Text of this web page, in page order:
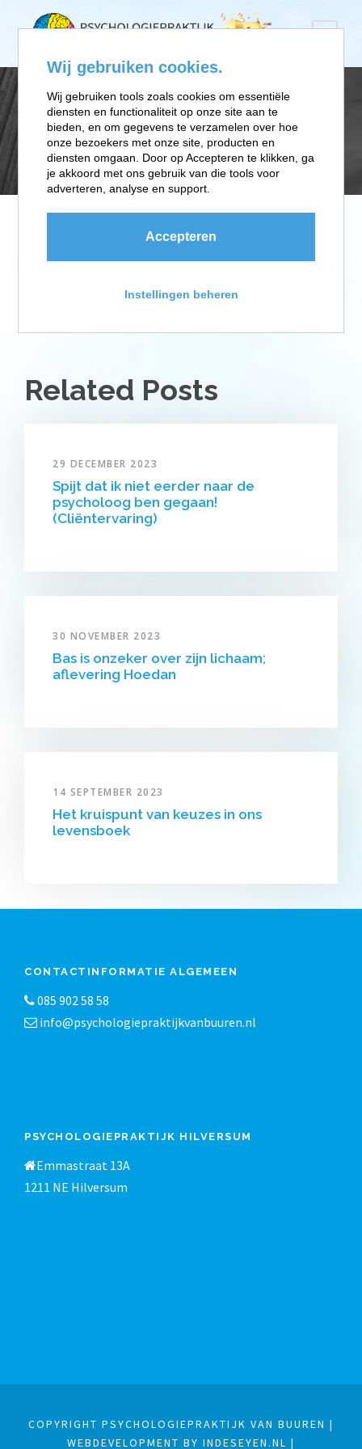
INTWENTE
Related Posts
29 DECEMBER 2023
Spijt dat ik niet eerder naar de
psycholoog ben gegaan!
(Cliëntervaring)
30 NOVEMBER 2023
Bas is onzeker over zijn lichaam;
aflevering Hoedan
14 SEPTEMBER 2023
Het kruispunt van keuzes in ons
levensboek
CONTACTINFORMATIE ALGEMEEN
085 902 58 58
info@psychologiepraktijkvanbuuren.nl
PSYCHOLOGIEPRAKTIJK HILVERSUM
Emmastraat 13A
1211 NE Hilversum
COPYRIGHT PSYCHOLOGIEPRAKTIJK VAN BUUREN |
WEBDEVELOPMENT BY INDESEYEN.NL |
Wij gebruiken cookies.
Wij gebruiken tools zoals cookies om essentiële
diensten en functionaliteit op onze site aan te
bieden, en om gegevens te verzamelen over hoe
onze bezoekers met onze site, producten en
diensten omgaan. Door op Accepteren te klikken, ga
je akkoord met ons gebruik van die tools voor
adverteren, analyse en support.
Accepteren
Instellingen beheren